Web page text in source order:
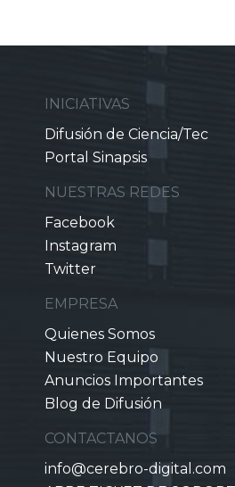
INICIATIVAS
Difusión de Ciencia/Tec
Portal Sinapsis
NUESTRAS REDES
Facebook
Instagram
Twitter
EMPRESA
Quienes Somos
Nuestro Equipo
Anuncios Importantes
Blog de Difusión
CONTACTANOS
info@cerebro-digital.com